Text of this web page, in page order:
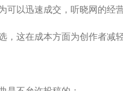
可以迅速成交，听晓网的
这在成本方面为创作者减